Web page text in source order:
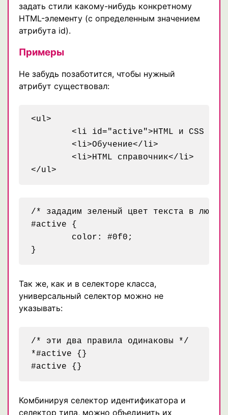
задать стили какому-нибудь конкретному
HTML-элементу (с определенным значением
атрибута id).
Примеры
Не забудь позаботится, чтобы нужный
атрибут существовал:
<ul>
/* зададим зеленый цвет текста в
#active {
Так же, как и в селекторе класса,
универсальный селектор можно не
указывать:
/* эти два правила одинаковы */
*#active {}
Комбинируя селектор идентификатора и
селектор типа, можно объединить их